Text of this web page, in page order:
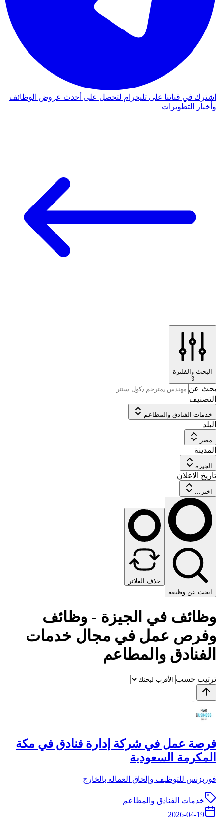
اشترك في قناتنا على تليجرام لتحصل على أحدث عروض الوظائف
وأخبار التطويرات
البحث والفلترة
3
بحث عن
التصنيف
خدمات الفنادق والمطاعم
البلد
مصر
المدينة
الجيزة
تاريخ الاعلان
اختر...
ابحث عن وظيفة
حذف الفلاتر
وظائف في الجيزة - وظائف
وفرص عمل في مجال خدمات
الفنادق والمطاعم
ترتيب حسب
فرصة عمل في شركة إدارة فنادق في مكة
المكرمة السعودية
فوربزنس للتوظيف وإلحاق العماله بالخارج
خدمات الفنادق والمطاعم
2026-04-19